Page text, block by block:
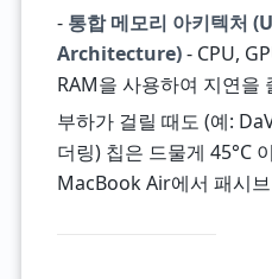
- 통합 메모리 아키텍처
Architecture)- CPU,
RAM을 사용하여 지연을
부하가 걸릴 때도 (예:
더링) 칩은 드물게 45°C
MacBook Air에서 패시